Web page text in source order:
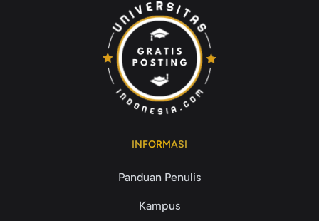
INFORMASI
Panduan Penulis
Kampus